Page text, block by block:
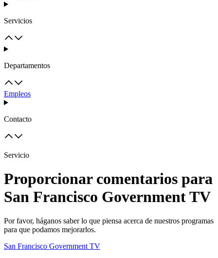
Servicios
Departamentos
Empleos
Contacto
Servicio
Proporcionar comentarios para
San Francisco Government TV
Por favor, háganos saber lo que piensa acerca de nuestros programas
para que podamos mejorarlos.
San Francisco Government TV